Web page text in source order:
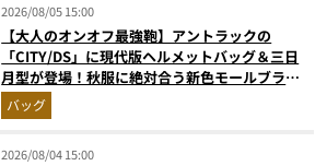
2026/08/05 15:00
【大人のオンオフ最強鞄】アントラックの
「CITY/DS」に現代版ヘルメットバッグ＆三日
月型が登場！秋服に絶対合う新色モールブラウ
ンが傑作
バッグ
2026/08/04 15:00